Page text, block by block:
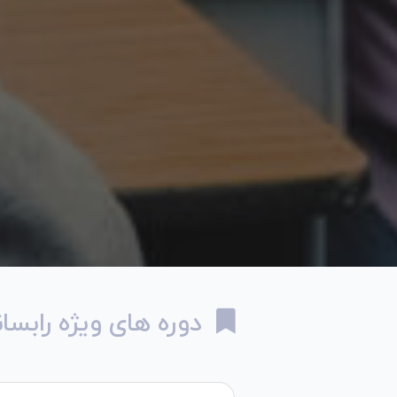
دوره های ویژه